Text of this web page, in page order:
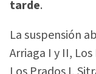
tarde.
La suspensión
Arriaga I y II,